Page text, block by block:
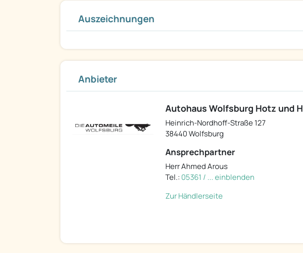
Auszeichnungen
Anbieter
Autohaus Wolfsburg Hotz und
Heinrich-Nordhoff-Straße 127
38440 Wolfsburg
Ansprechpartner
Herr Ahmed Arous
Tel.: 05361 / ... einblenden
Zur Händlerseite